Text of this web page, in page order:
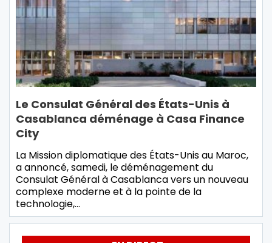
Le Consulat Général des États-Unis à
Casablanca déménage à Casa Finance
City
La Mission diplomatique des États-Unis au Maroc,
a annoncé, samedi, le déménagement du
Consulat Général à Casablanca vers un nouveau
complexe moderne et à la pointe de la
technologie,…